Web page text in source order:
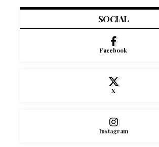
SOCIAL
Facebook
X
Instagram